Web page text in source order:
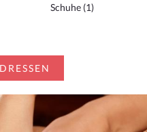
Schuhe (1)